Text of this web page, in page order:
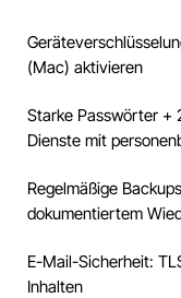
(Mac) aktivieren
Starke Passwörter +
Dienste mit
Regelmäßige
dokumentiertem
E-Mail-Sicherheit:
Inhalten